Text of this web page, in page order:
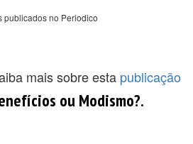
publicados no Periodico
mais sobre esta publicação
ou Modismo?.